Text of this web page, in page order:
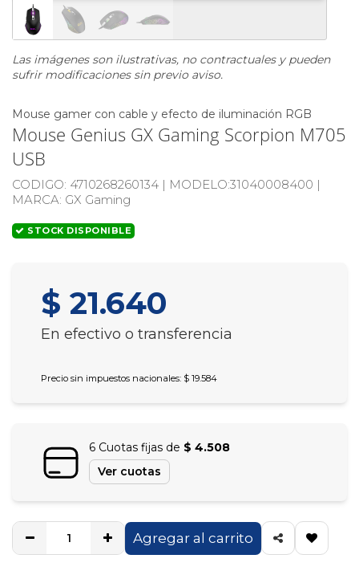
Las imágenes son ilustrativas, no contractuales y pueden
sufrir modificaciones sin previo aviso.
Mouse gamer con cable y efecto de iluminación RGB
Mouse Genius GX Gaming Scorpion M705
USB
CODIGO: 4710268260134 | MODELO:31040008400 |
MARCA: GX Gaming
STOCK DISPONIBLE
$ 21.640
En efectivo o transferencia
Precio sin impuestos nacionales: $ 19.584
6 Cuotas fijas de $ 4.508
Ver cuotas
Agregar al carrito